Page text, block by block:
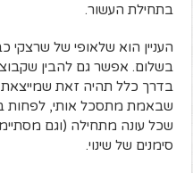
בתחילת העשור.
העניין הוא שלאופי של
בשלום. אפשר גם להבין
בדרך כלל תהיה זאת
שבאמת מתסכל אותי, לפחות
שכל עונה מתחילה (וגם
סימנים של שינוי.